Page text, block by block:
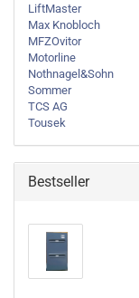
LiftMaster
Max Knobloch
MFZOvitor
Motorline
Nothnagel&Sohn
Sommer
TCS AG
Tousek
Bestseller